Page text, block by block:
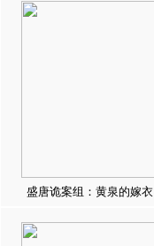
盛唐诡案组：黄泉的嫁衣